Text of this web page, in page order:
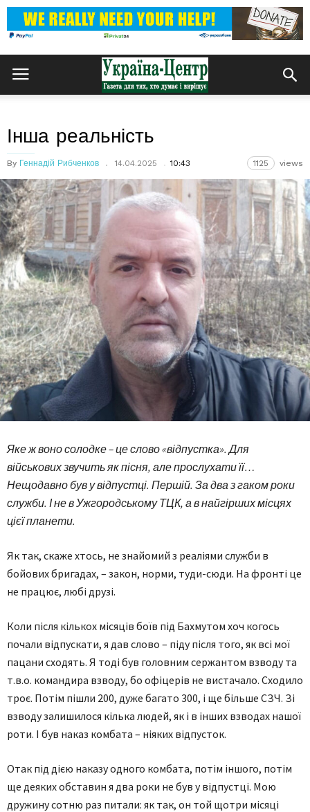
Інша реальність
By Геннадій Рибченков 14.04.2025 10:43 1125 views
Яке ж воно солодке – це слово «відпустка». Для
військових звучить як пісня, але прослухати її…
Нещодавно був у відпустці. Першій. За два з гаком роки
служби. І не в Ужгородському ТЦК, а в найгірших місцях
цієї планети.
Як так, скаже хтось, не знайомий з реаліями служби в
бойових бригадах, – закон, норми, туди-сюди. На фронті це
не працює, любі друзі.
Коли після кількох місяців боїв під Бахмутом хоч когось
почали відпускати, я дав слово – піду після того, як всі мої
пацани сходять. Я тоді був головним сержантом взводу та
т.в.о. командира взводу, бо офіцерів не вистачало. Сходило
троє. Потім пішли 200, дуже багато 300, і ще більше СЗЧ. Зі
взводу залишилося кілька людей, як і в інших взводах нашої
роти. І був наказ комбата – ніяких відпусток.
Отак під дією наказу одного комбата, потім іншого, потім
ще деяких обставин я два роки не був у відпустці. Мою
дружину сотню раз питали: як так, он той щотри місяці